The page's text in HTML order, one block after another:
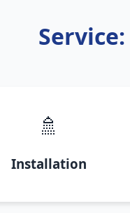
🚿
Installation